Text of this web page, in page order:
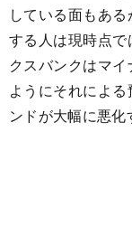
している面もあ
する人は現時点
クスバンクはマ
ようにそれによ
ンドが大幅に悪化